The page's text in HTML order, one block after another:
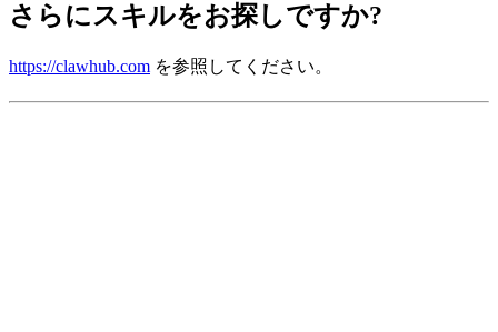
さらにスキルをお探しですか?
https://clawhub.com を参照してください。